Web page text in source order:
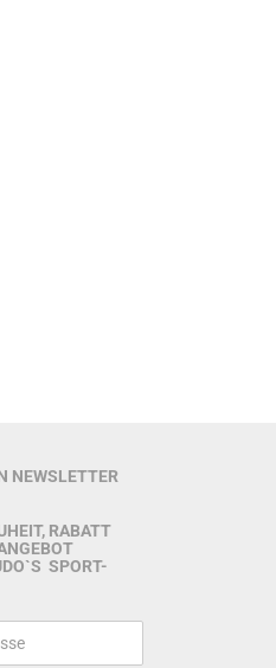
NEWSLETTER
RABATT
SPORT-